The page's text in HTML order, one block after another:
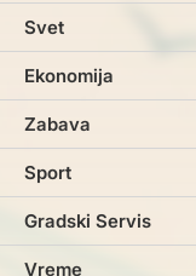
Svet
Ekonomija
Zabava
Sport
Gradski Servis
Vreme